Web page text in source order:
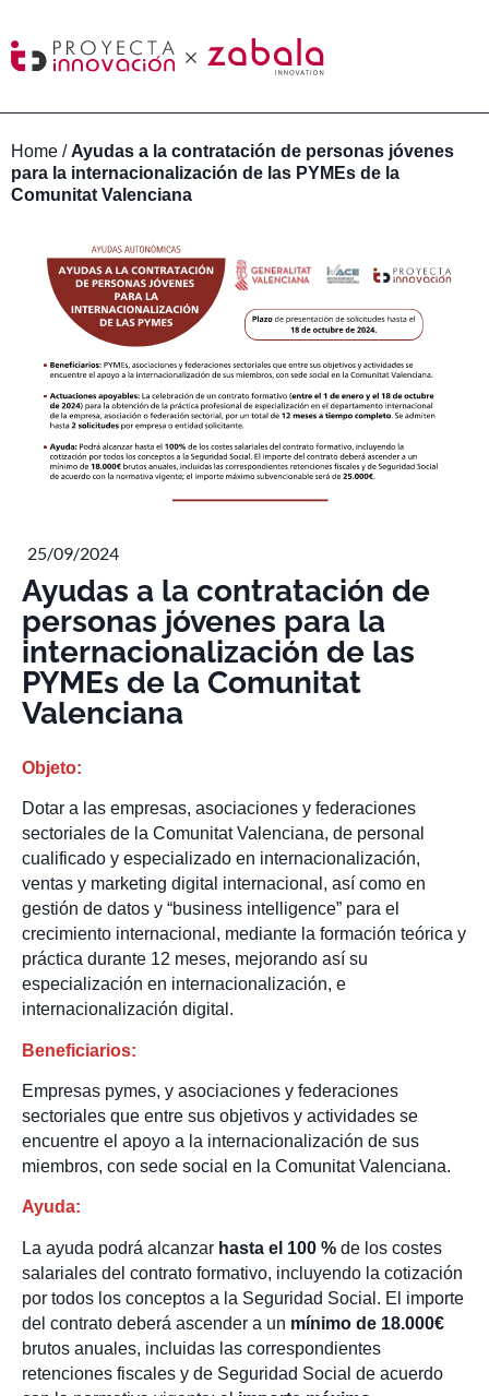
Home / Ayudas a la contratación de personas jóvenes
para la internacionalización de las PYMEs de la
Comunitat Valenciana
25/09/2024
Ayudas a la contratación de
personas jóvenes para la
internacionalización de las
PYMEs de la Comunitat
Valenciana
Objeto:
Dotar a las empresas, asociaciones y federaciones
sectoriales de la Comunitat Valenciana, de personal
cualificado y especializado en internacionalización,
ventas y marketing digital internacional, así como en
gestión de datos y “business intelligence” para el
crecimiento internacional, mediante la formación teórica y
práctica durante 12 meses, mejorando así su
especialización en internacionalización, e
internacionalización digital.
Beneficiarios:
Empresas pymes, y asociaciones y federaciones
sectoriales que entre sus objetivos y actividades se
encuentre el apoyo a la internacionalización de sus
miembros, con sede social en la Comunitat Valenciana.
Ayuda:
La ayuda podrá alcanzar hasta el 100 % de los costes
salariales del contrato formativo, incluyendo la cotización
por todos los conceptos a la Seguridad Social. El importe
del contrato deberá ascender a un mínimo de 18.000€
brutos anuales, incluidas las correspondientes
retenciones fiscales y de Seguridad Social de acuerdo